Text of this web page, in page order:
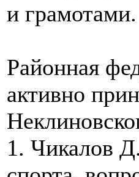
и грамотами.
Районная
активно
1. Чикалов